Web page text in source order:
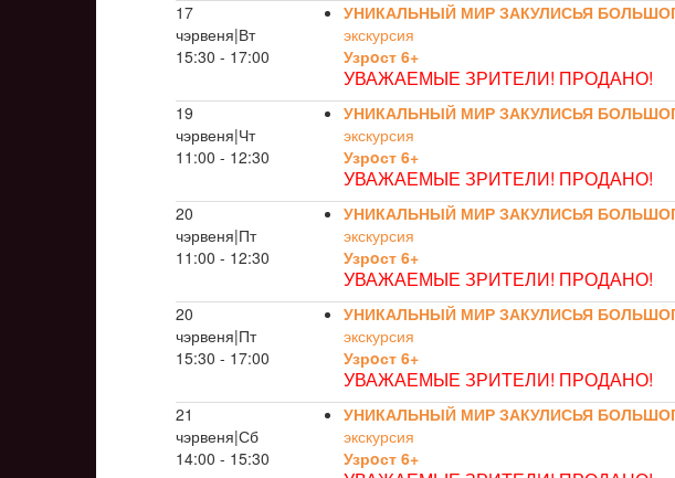
17
чэрвеня|Вт
15:30 - 17:00
УНИКАЛЬНЫЙ МИР ЗАКУЛИСЬЯ
экскурсия
Узрoст 6+
УВАЖАЕМЫЕ ЗРИТЕЛИ! ПРОДАНО!
19
чэрвеня|Чт
11:00 - 12:30
УНИКАЛЬНЫЙ МИР ЗАКУЛИСЬЯ
экскурсия
Узрoст 6+
УВАЖАЕМЫЕ ЗРИТЕЛИ! ПРОДАНО!
20
чэрвеня|Пт
11:00 - 12:30
УНИКАЛЬНЫЙ МИР ЗАКУЛИСЬЯ
экскурсия
Узрoст 6+
УВАЖАЕМЫЕ ЗРИТЕЛИ! ПРОДАНО!
20
чэрвеня|Пт
15:30 - 17:00
УНИКАЛЬНЫЙ МИР ЗАКУЛИСЬЯ
экскурсия
Узрoст 6+
УВАЖАЕМЫЕ ЗРИТЕЛИ! ПРОДАНО!
21
чэрвеня|Сб
14:00 - 15:30
УНИКАЛЬНЫЙ МИР ЗАКУЛИСЬЯ
экскурсия
Узрoст 6+